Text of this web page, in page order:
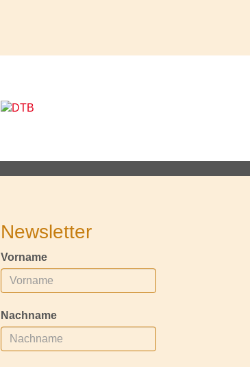
Newsletter
Vorname
Nachname